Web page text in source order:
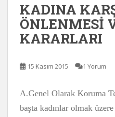
KADINA
ÖNLENMESİ
KARARLARI
15 Kasım 2015 1 Yorum
A.Genel Olarak Koruma
başta kadınlar olmak